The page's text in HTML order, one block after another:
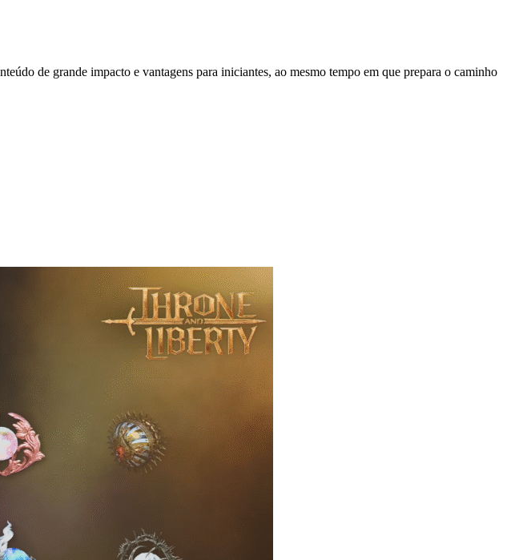
de grande impacto e vantagens para iniciantes, ao mesmo tempo em que prepara o caminho